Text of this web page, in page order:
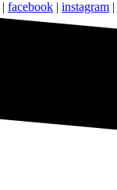
| facebook | instagram |